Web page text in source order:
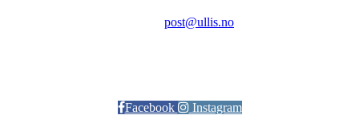
post@ullis.no
Facebook Instagram